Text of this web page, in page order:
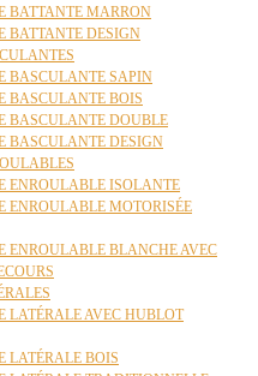
BATTANTE MARRON
BATTANTE DESIGN
BASCULANTE SAPIN
BASCULANTE BOIS
BASCULANTE DOUBLE
BASCULANTE DESIGN
ENROULABLE ISOLANTE
ENROULABLE MOTORISÉE
ENROULABLE BLANCHE AVEC
LATÉRALE AVEC HUBLOT
LATÉRALE BOIS